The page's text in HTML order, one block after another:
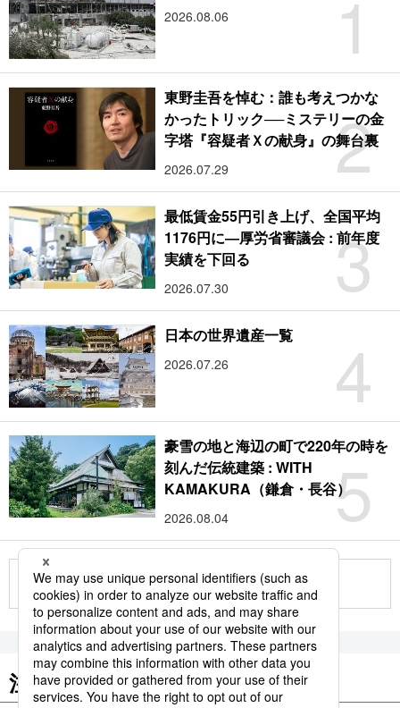
1
2026.08.06
2
東野圭吾を悼む：誰も考えつかな
かったトリック──ミステリーの金
字塔『容疑者Ｘの献身』の舞台裏
2026.07.29
3
最低賃金55円引き上げ、全国平均
1176円に―厚労省審議会 : 前年度
実績を下回る
2026.07.30
4
日本の世界遺産一覧
2026.07.26
5
豪雪の地と海辺の町で220年の時を
刻んだ伝統建築 : WITH
KAMAKURA（鎌倉・長谷）
2026.08.04
もっと見る
注目のキーワード